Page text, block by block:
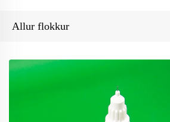
Allur flokkur